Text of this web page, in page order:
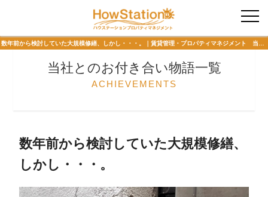
入居者様専用
当社とのお付き合い物語一覧
ACHIEVEMENTS
数年前から検討していた大規模修繕、
しかし・・・。